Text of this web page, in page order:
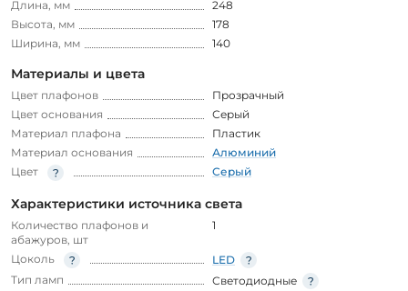
Длина, мм
248
Высота, мм
178
Ширина, мм
140
Материалы и цвета
Цвет плафонов
Прозрачный
Цвет основания
Серый
Материал плафона
Пластик
Материал основания
Алюминий
Цвет
Серый
Характеристики источника света
Количество плафонов и
абажуров, шт
1
Цоколь
LED
Тип ламп
Светодиодные